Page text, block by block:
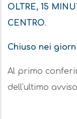
OLTRE, 15
CENTRO.
Chiuso nei
Al primo
dell'ultimo